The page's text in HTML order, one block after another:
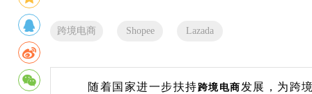
跨境电商 Shopee Lazada
随着国家进一步扶持跨境电商 发展，为跨